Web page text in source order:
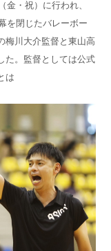
金・祝）に行われ、
を閉じたバレーボー
梅川大介監督と東山高
た。監督としては公式
は